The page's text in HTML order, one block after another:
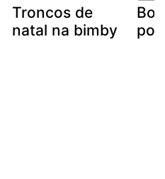
Troncos de
natal na bimby